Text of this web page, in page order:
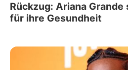
Rückzug: Ariana
für ihre Gesundheit